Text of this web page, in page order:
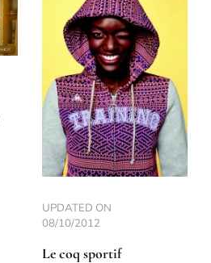
UPDATED ON
08/10/2012
Le coq sportif